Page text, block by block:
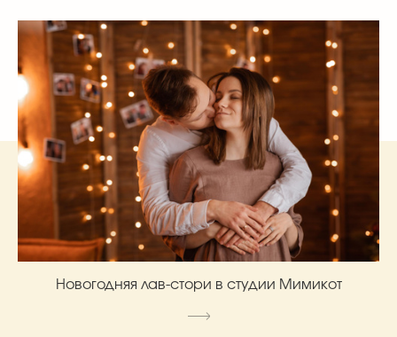
Новогодняя лав-стори в студии Мимикот